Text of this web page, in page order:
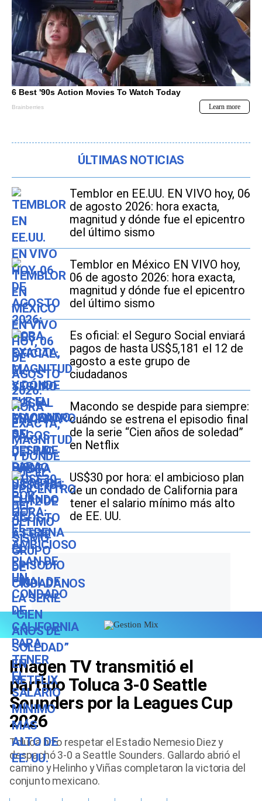
ÚLTIMAS NOTICIAS
Temblor en EE.UU. EN VIVO hoy, 06
de agosto 2026: hora exacta,
magnitud y dónde fue el epicentro
del último sismo
Temblor en México EN VIVO hoy,
06 de agosto 2026: hora exacta,
magnitud y dónde fue el epicentro
del último sismo
Es oficial: el Seguro Social enviará
pagos de hasta US$5,181 el 12 de
agosto a este grupo de
ciudadanos
Macondo se despide para siempre:
cuándo se estrena el episodio final
de la serie “Cien años de soledad”
en Netflix
US$30 por hora: el ambicioso plan
de un condado de California para
tener el salario mínimo más alto
de EE. UU.